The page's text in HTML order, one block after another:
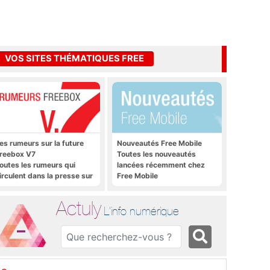
VOS SITES THÉMATIQUES FREE
rumeurs sur la future
V7
les rumeurs qui
dans la presse sur
Nouveautés Free Mobile
Toutes les nouveautés
lancées récemment chez
Free Mobile
Actuly L'info numérique